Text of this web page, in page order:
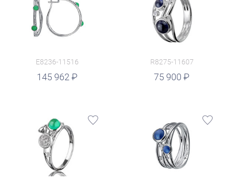
E8236-11516
145 962
R8275-11607
75 900
руб.